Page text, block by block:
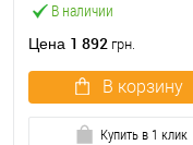
В наличии
Цена 1 892 грн.
В корзину
Купить в 1 клик